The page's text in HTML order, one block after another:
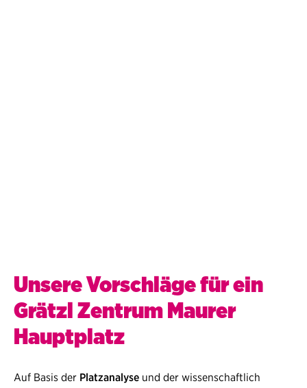
Unsere Vorschläge für ein
Grätzl Zentrum Maurer
Hauptplatz
Auf Basis der Platzanalyse und der wissenschaftlich